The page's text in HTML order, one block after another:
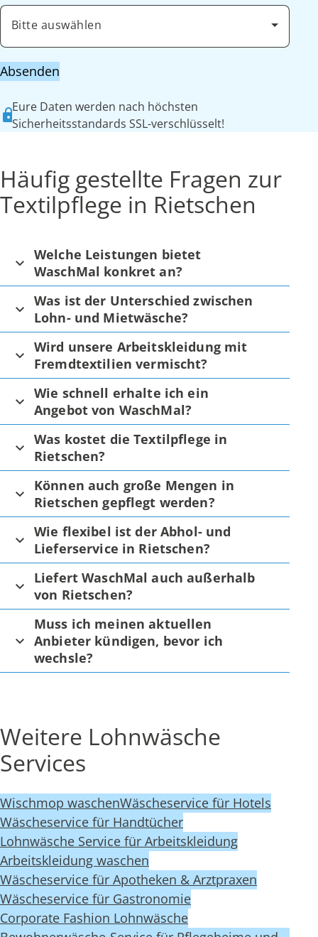
Bitte auswählen
Absenden
Eure Daten werden nach höchsten
Sicherheitsstandards SSL-verschlüsselt!
Häufig gestellte Fragen zur
Textilpflege in Rietschen
Welche Leistungen bietet
WaschMal konkret an?
Was ist der Unterschied zwischen
Lohn- und Mietwäsche?
Wird unsere Arbeitskleidung mit
Fremdtextilien vermischt?
Wie schnell erhalte ich ein
Angebot von WaschMal?
Was kostet die Textilpflege in
Rietschen?
Können auch große Mengen in
Rietschen gepflegt werden?
Wie flexibel ist der Abhol- und
Lieferservice in Rietschen?
Liefert WaschMal auch außerhalb
von Rietschen?
Muss ich meinen aktuellen
Anbieter kündigen, bevor ich
wechsle?
Weitere Lohnwäsche
Services
Wischmop waschenWäscheservice für Hotels
Wäscheservice für Handtücher
Lohnwäsche Service für Arbeitskleidung
Arbeitskleidung waschen
Wäscheservice für Apotheken & Arztpraxen
Wäscheservice für Gastronomie
Corporate Fashion Lohnwäsche